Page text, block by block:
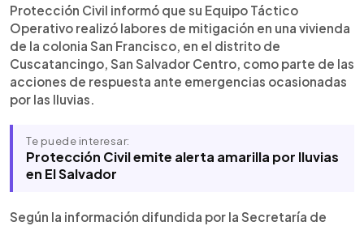
a personas que quedaron atrapadas en un
vehículo en Ilopango. En Soyapango, residentes
reportaron la inundación de al menos cinco
viviendas tras el colapso de un pozo de aguas
negras, según Noticiero Hechos. Además,
equipos municipales y Bomberos realizaron
San Vicente y Usulután.
Protección Civil informó que su Equipo Táctico
Operativo realizó labores de mitigación en una vivienda
de la colonia San Francisco, en el distrito de
Cuscatancingo, San Salvador Centro, como parte de las
acciones de respuesta ante emergencias ocasionadas
por las lluvias.
Te puede interesar:
Protección Civil emite alerta amarilla por lluvias
en El Salvador
Según la información difundida por la Secretaría de